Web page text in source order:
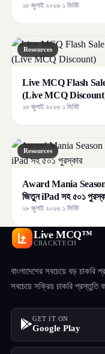
২৮ জুলাই ২০২৬·১ মিনিট
Resources
Live MCQ Flash Sale |
(Live MCQ
২৮ জুলাই ২০২৬·১ মিনিট
Resources
Award Mania Season
জিতুন iPad সহ ৫০১
২৮ জুলাই ২০২৬·১ মিনিট
Live MCQ™
CRACKTECH
বাংলাদেশের সবচেয়ে বড়
সবচেয়ে সক্রিয় চাকরি প্রস্তুতি
GET IT ON
Google Play